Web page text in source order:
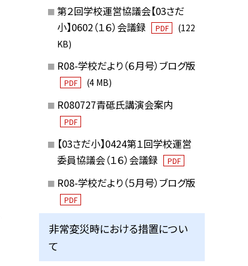
第２回学校運営協議会【03さだ
小】0602（１６）会議録
PDF
(122
KB)
R08-学校だより（６月号）ブログ版
PDF (4 MB)
R080727青砥氏講演会案内
PDF
【03さだ小】0424第１回学校運営
委員協議会（１６）会議録
PDF
R08-学校だより（５月号）ブログ版
PDF
非常変災時における措置につい
て